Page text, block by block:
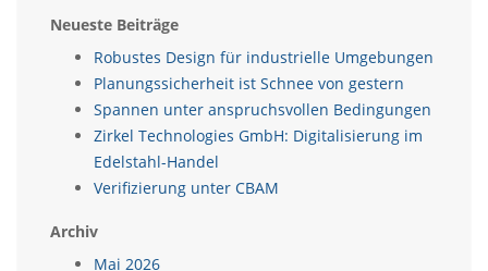
Neueste Beiträge
Robustes Design für industrielle Umgebungen
Planungssicherheit ist Schnee von gestern
Spannen unter anspruchsvollen Bedingungen
Zirkel Technologies GmbH: Digitalisierung im
Edelstahl-Handel
Verifizierung unter CBAM
Archiv
Mai 2026